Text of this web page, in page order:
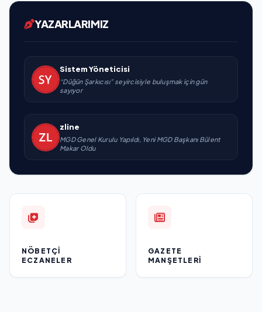
YAZARLARIMIZ
Sistem Yöneticisi
“Düğün Şarkıcısı” seyircisiyle buluşmak için gün
sayıyor
zline
MGD Genel Kurulu Yapıldı, Yeni MGD Başkanı Bülent
Makar Oldu
NÖBETÇI
ECZANELER
GAZETE
MANŞETLERI